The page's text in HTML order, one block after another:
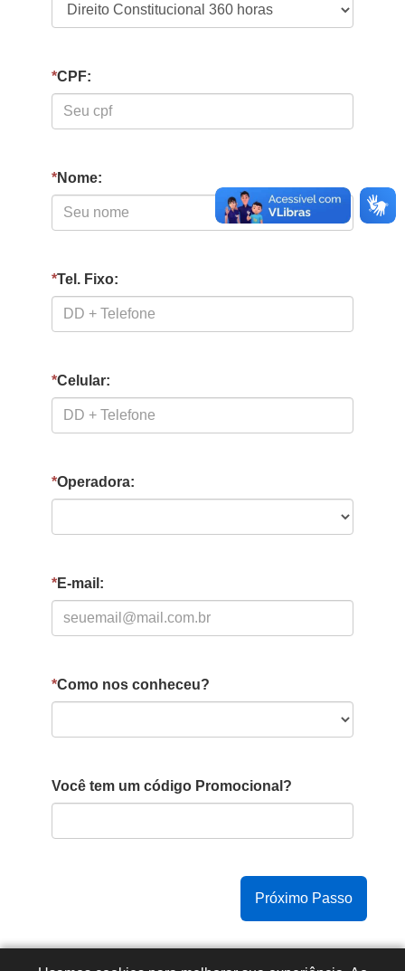
*CPF:
*Nome:
*Tel. Fixo:
*Celular:
*Operadora:
*E-mail:
*Como nos conheceu?
Você tem um código Promocional?